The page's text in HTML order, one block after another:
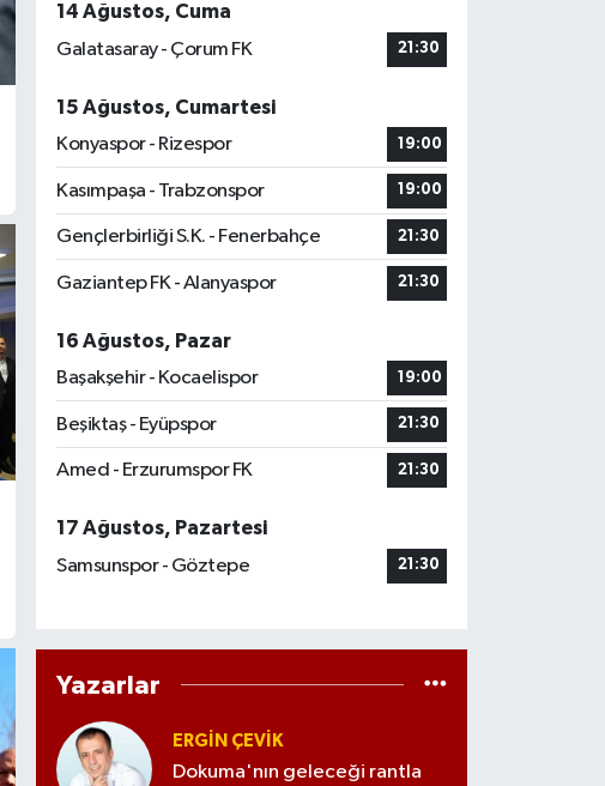
14 Ağustos, Cuma
Galatasaray - Çorum FK
21:30
15 Ağustos, Cumartesi
Konyaspor - Rizespor
19:00
Kasımpaşa - Trabzonspor 19:00
Gençlerbirliği S.K. - Fenerbahçe 21:30
Gaziantep FK - Alanyaspor 21:30
16 Ağustos, Pazar
Başakşehir - Kocaelispor
19:00
Beşiktaş - Eyüpspor 21:30
Amed - Erzurumspor FK 21:30
17 Ağustos, Pazartesi
Samsunspor - Göztepe
21:30
Yazarlar
ERGIN ÇEVİK
Dokuma'nın geleceği rantla